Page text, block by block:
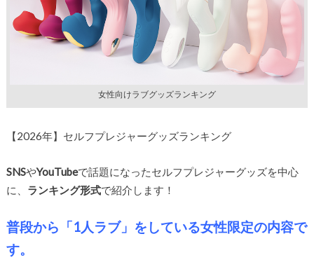
女性向けラブグッズランキング
【2026年】セルフプレジャーグッズランキング
SNSやYouTubeで話題になったセルフプレジャーグッズを中心
に、 ランキング形式で紹介します！
普段から「1人ラブ」をしている女性限定の内容で
す。